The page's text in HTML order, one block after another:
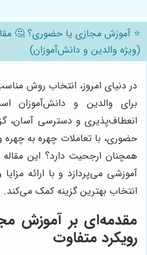
⭐️ آموزش مجازی یا حضوری؟ 🤔
(ویژه والدین و دانش‌آموزان)
در دنیای امروز، انتخاب روش
برای والدین و دانش‌آموزان
انعطاف‌پذیری و دسترسی آسان،
حضوری، با تعاملات چهره به
همچنان ارجحیت دارد؟ این
آموزشی می‌پردازد و با ارائه
انتخاب بهترین گزینه کمک می‌کند.
مقدمه‌ای بر آموزش
رویکرد متفاوت